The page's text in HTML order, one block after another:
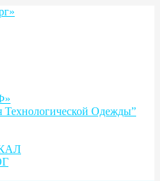
Одежды”